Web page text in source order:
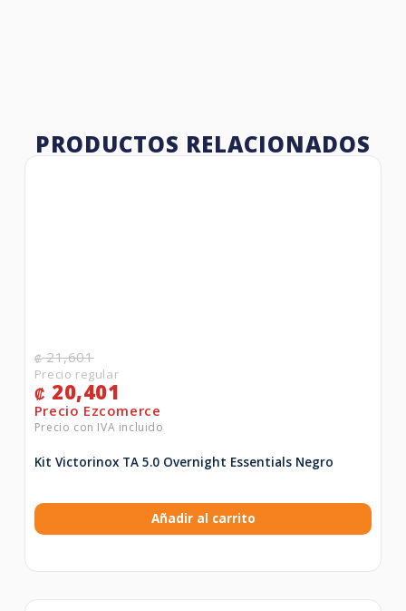
PRODUCTOS RELACIONADOS
₡21,601
₡ 20,401
Kit Victorinox TA 5.0 Overnight Essentials Negro
Añadir al carrito